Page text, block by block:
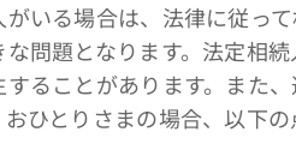
いる場合は、法律に従っ
問題となります。法定相
することがあります。また
ひとりさまの場合、以下